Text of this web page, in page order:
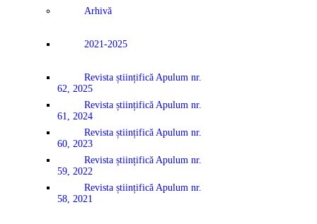
Arhivă
2021-2025
Revista științifică Apulum nr.
62, 2025
Revista științifică Apulum nr.
61, 2024
Revista științifică Apulum nr.
60, 2023
Revista științifică Apulum nr.
59, 2022
Revista științifică Apulum nr.
58, 2021